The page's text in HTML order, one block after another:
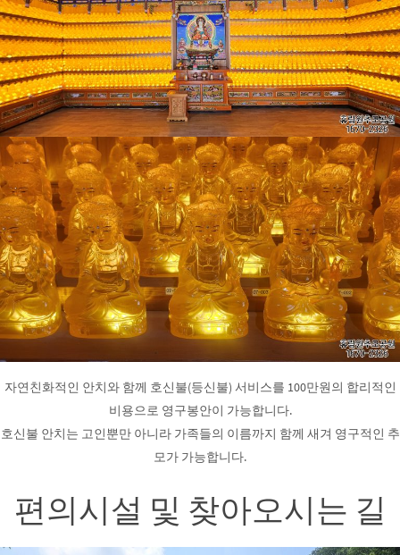
자연친화적인 안치와 함께 호신불(등신불) 서비스를 100만원의 합리적인
비용으로 영구봉안이 가능합니다.
호신불 안치는 고인뿐만 아니라 가족들의 이름까지 함께 새겨 영구적인 추
모가 가능합니다.
편의시설 및 찾아오시는 길